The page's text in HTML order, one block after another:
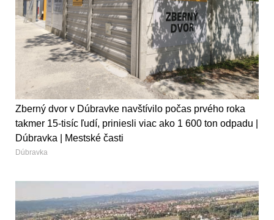
Zberný dvor v Dúbravke navštívilo počas prvého roka
takmer 15-tisíc ľudí, priniesli viac ako 1 600 ton odpadu |
Dúbravka | Mestské časti
Dúbravka